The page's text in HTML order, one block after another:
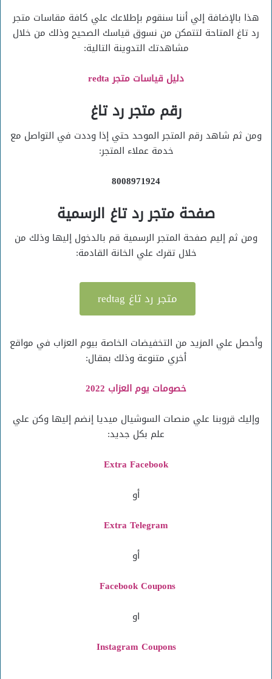
هذا بالإضافة إلي أننا سنقوم بإطلاعك علي كافة مقاسات متجر
رد تاغ المتاحة لتتمكن من نسوق قياسك الصحيح وذلك من خلال
مشاهدتك التدوينة التالية:
دليل قياسات متجر redta
رقم متجر رد تاغ
ومن ثم شاهد رقم المتجر الموحد حتي إذا وددت في التواصل مع
خدمة عملاء المتجر:
8008971924
صفحة متجر رد تاغ الرسمية
ومن ثم إليم صفحة المتجر الرسمية قم بالدخول إليها وذلك من
خلال تقرك علي الخانة القادمة:
متجر رد تاغ redtag
وأحصل علي المزيد من التخفيضات الخاصة بيوم العزاب في مواقع
أخري متنوعة وذلك بمقال:
خصومات يوم العزاب 2022
وإليك قروبنا علي منصات السوشيال ميديا إنضم إليها وكن علي
علم بكل جديد:
Extra Facebook
أو
Extra Telegram
أو
Facebook Coupons
او
Coupons
Instagram